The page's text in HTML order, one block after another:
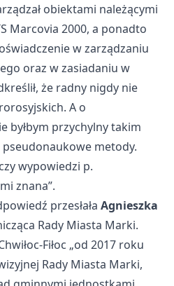
obiektami należącymi
Marcovia 2000, a ponadto
w zarządzaniu
oraz w zasiadaniu w
że radny nigdy nie
A o
byłbym przychylny takim
metody.
wypowiedzi p.
znana”.
przesłała Agnieszka
Rady Miasta Marki.
Fiłoc „od 2017 roku
Rady Miasta Marki,